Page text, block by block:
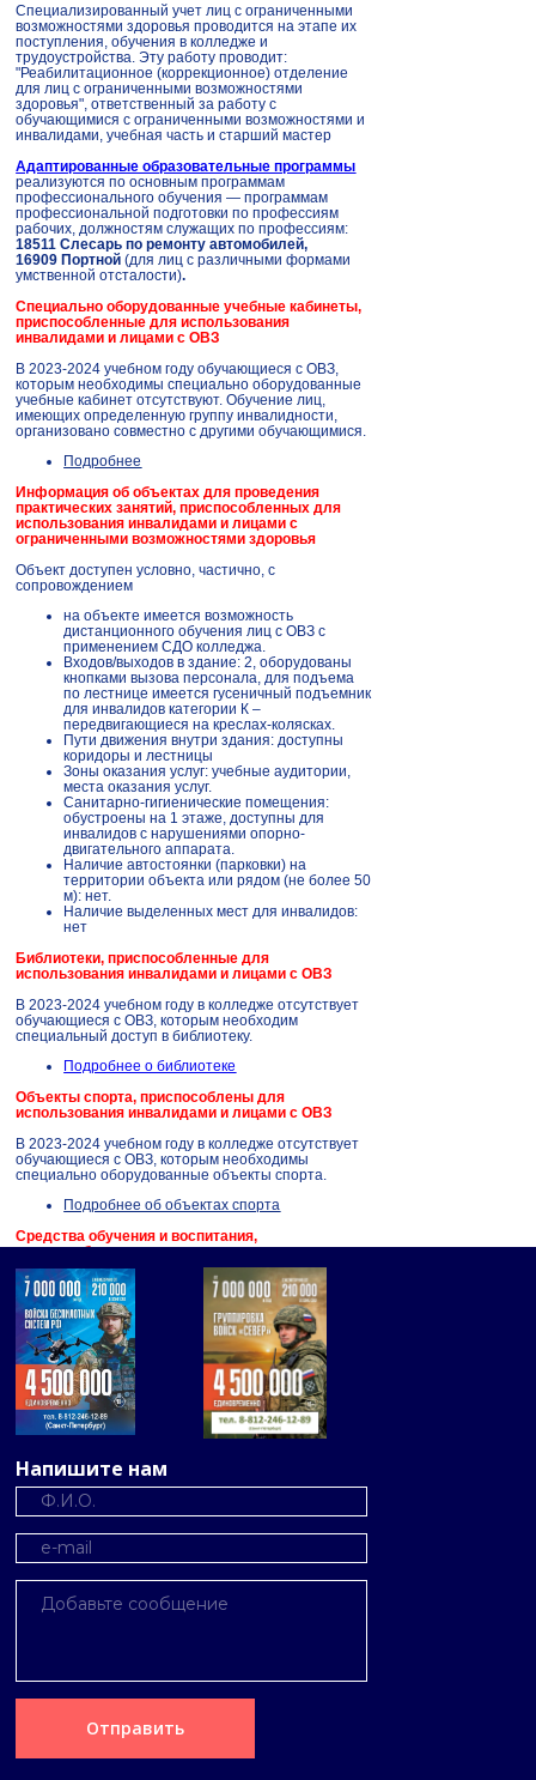
Специализированный учет лиц с ограниченными
возможностями здоровья проводится на этапе их
поступления, обучения в колледже и
трудоустройства. Эту работу проводит:
"Реабилитационное (коррекционное) отделение
для лиц с ограниченными возможностями
здоровья" , ответственный за работу с
обучающимися с ограниченными возможностями и
инвалидами, учебная часть и старший мастер​​​
Адаптированные образовательные программы
реализуются по основным программам
профессионального обучения — программам
профессиональной подготовки по профессиям
рабочих, должностям служащих по профессиям:
18511 Слесарь по ремонту автомобилей,
16909 Портной(для лиц с различными формами
умственной отсталости).
Специально оборудованные учебные кабинеты,
приспособленные для использования
инвалидами и лицами с ОВЗ
В 2023-2024 учебном году обучающиеся с ОВЗ,
которым необходимы специально оборудованные
учебные кабинет отсутствуют. Обучение лиц,
имеющих определенную группу инвалидности,
организовано совместно с другими обучающимися.
Подробнее
Информация об объектах для проведения
практических занятий, приспособленных для
использования инвалидами и лицами с
ограниченными возможностями здоровья
Объект доступен условно, частично, с
сопровождением
на объекте имеется возможность
дистанционного обучения лиц с ОВЗ с
применением СДО колледжа.
Входов/выходов в здание: 2, оборудованы
кнопками вызова персонала, для подъема
по лестнице имеется гусеничный подъемник
для инвалидов категории К –
передвигающиеся на креслах-колясках.
Пути движения внутри здания: доступны
коридоры и лестницы
Зоны оказания услуг: учебные аудитории,
места оказания услуг.
Санитарно-гигиенические помещения:
обустроены на 1 этаже, доступны для
инвалидов с нарушениями опорно-
двигательного аппарата.
Наличие автостоянки (парковки) на
территории объекта или рядом (не более 50
м): нет.
Наличие выделенных мест для инвалидов:
нет
Библиотеки, приспособленные для
использования инвалидами и лицами с ОВЗ
В 2023-2024 учебном году в колледже отсутствует
обучающиеся с ОВЗ, которым необходим
специальный доступ в библиотеку.
Подробнее о библиотеке
Объекты спорта, приспособлены для
использования инвалидами и лицами с ОВЗ
В2023-2024учебном году в колледже отсутствует
обучающиеся с ОВЗ, которым необходимы
специально оборудованные объекты спорта.
Подробнее об объектах спорта
Средства обучения и воспитания,
приспособлены для использования инвалидами
и лицами с ОВЗ
Для обеспечения учебного процесса для лиц,
имеющих определенную группу инвалидности,
используются общедоступные средства обучения и
воспитания.
мультимедийные (интерактивные доски,
мультимедиа-проекторы)
печатные (учебники, учебные и
методические пособия, книги, хрестоматии,
рабочие тетради, раздаточные материал)
электронные образовательные ресурсы
сетевые образовательные ресурсы,
электронные энциклопедии)
аудиовизуальные (слайды, слайд-фильмы,
образовательные видеофильмы, учебные
кинофильмы, учебные фильмы на цифровых
носителях)
наглядные плоскостные пособия (плакаты,
магнитные доски, настенные карты,
иллюстрации)
демонстрационные (муляжи, макеты,
Напишите нам
Отправить